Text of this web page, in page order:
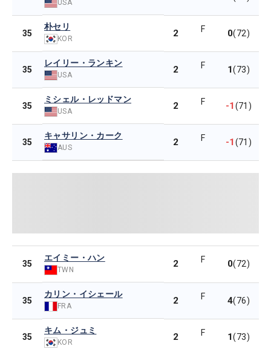
USA
35
朴セリ
KOR 2 F 0(72)
35
レイリー・ランキン
USA 2 F 1(73)
35
ミシェル・レッドマン
USA 2 F -1(71)
35
キャサリン・カーク
AUS 2 F -1(71)
35
エイミー・ハン
TWN
2 F 0(72)
35
カリン・イシェール
FRA 2 F 4(76)
35
キム・ジュミ
KOR 2 F 1(73)